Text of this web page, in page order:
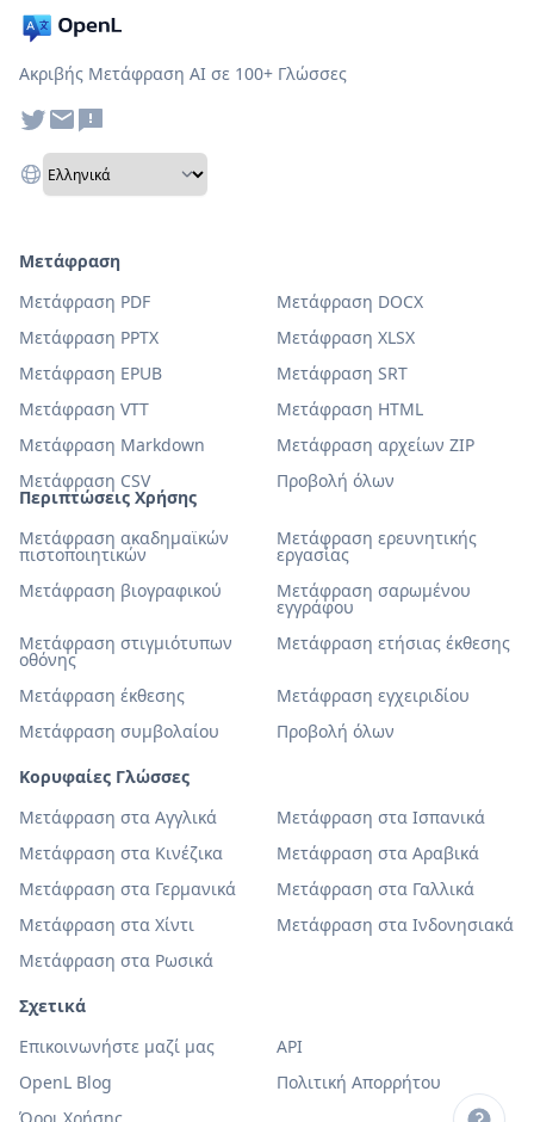
Ακριβής Μετάφραση AI σε 100+ Γλώσσες
Περιπτώσεις Χρήσης
Μετάφραση ακαδημαϊκών
πιστοποιητικών
Μετάφραση ερευνητικής
εργασίας
Μετάφραση βιογραφικού
Μετάφραση σαρωμένου
εγγράφου
Μετάφραση στιγμιότυπων
οθόνης
Μετάφραση ετήσιας έκθεσης
Μετάφραση έκθεσης
Μετάφραση εγχειριδίου
Μετάφραση συμβολαίου
Προβολή όλων
Κορυφαίες Γλώσσες
Μετάφραση στα Αγγλικά
Μετάφραση στα Ισπανικά
Μετάφραση στα Κινέζικα
Μετάφραση στα Αραβικά
Μετάφραση στα Γερμανικά
Μετάφραση στα Γαλλικά
Μετάφραση στα Χίντι
Μετάφραση στα Ινδονησιακά
Μετάφραση στα Ρωσικά
Μετάφραση
Μετάφραση PDF
Μετάφραση DOCX
Μετάφραση PPTX
Μετάφραση XLSX
Μετάφραση EPUB
Μετάφραση SRT
Μετάφραση VTT
Μετάφραση HTML
Μετάφραση Markdown
Μετάφραση αρχείων ZIP
Μετάφραση CSV
Προβολή όλων
Σχετικά
Επικοινωνήστε μαζί μας
API
OpenL Blog
Πολιτική Απορρήτου